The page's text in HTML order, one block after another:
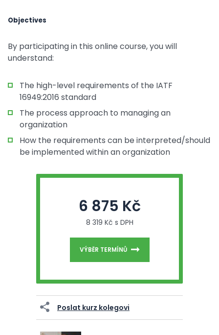
Objectives
By participating in this online course, you will
understand:
The high-level requirements of the IATF
16949:2016 standard
The process approach to managing an
organization
How the requirements can be interpreted/should
be implemented within an organization
6 875 Kč
8 319 Kč s DPH
VÝBĚR TERMÍNŮ
Poslat kurz kolegovi